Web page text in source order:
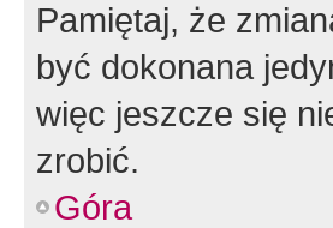
Pamiętaj, że
być dokonana
więc jeszcze się
zrobić.
Góra